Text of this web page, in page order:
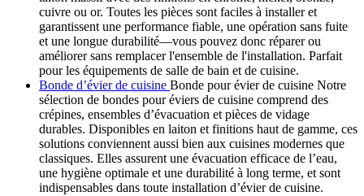
cuivre ou or. Toutes les pièces sont faciles à installer et
garantissent une performance fiable, une opération sans fuite
et une longue durabilité—vous pouvez donc réparer ou
améliorer sans remplacer l'ensemble de l'installation. Parfait
pour les équipements de salle de bain et de cuisine.
Bonde d’évier de cuisine Bonde pour évier de cuisine Notre
sélection de bondes pour éviers de cuisine comprend des
crépines, ensembles d’évacuation et pièces de vidage
durables. Disponibles en laiton et finitions haut de gamme, ces
solutions conviennent aussi bien aux cuisines modernes que
classiques. Elles assurent une évacuation efficace de l’eau,
une hygiène optimale et une durabilité à long terme, et sont
indispensables dans toute installation d’évier de cuisine.